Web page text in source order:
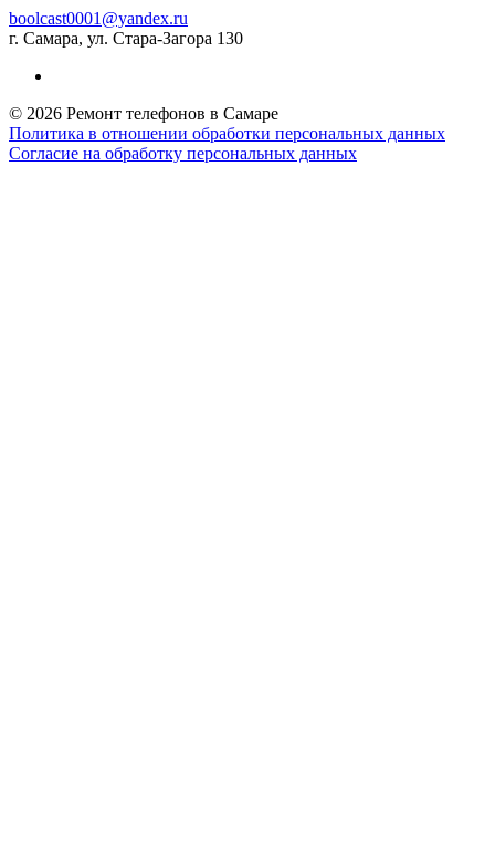
boolcast0001@yandex.ru
г. Самара, ул. Стара-Загора 130
© 2026 Ремонт телефонов в Самаре
Политика в отношении обработки персональных данных
Согласие на обработку персональных данных